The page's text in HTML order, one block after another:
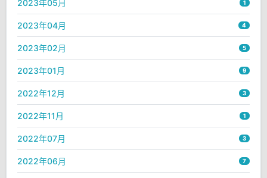
2023年05月 1
2023年04月 4
2023年02月 5
2023年01月 9
2022年12月 3
2022年11月 1
2022年07月 3
2022年06月 7